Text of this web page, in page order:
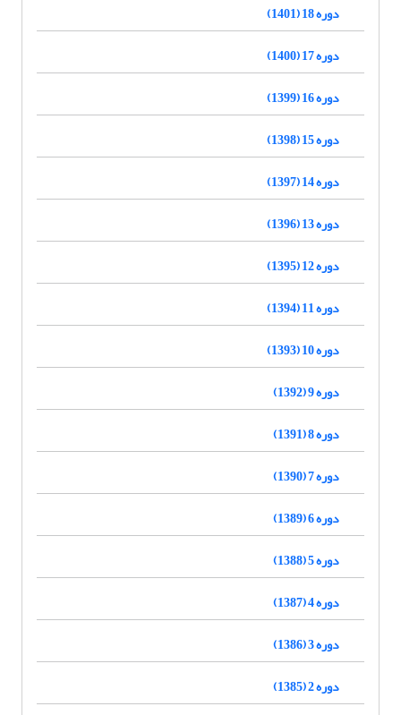
دوره 18 (1401)
دوره 17 (1400)
دوره 16 (1399)
دوره 15 (1398)
دوره 14 (1397)
دوره 13 (1396)
دوره 12 (1395)
دوره 11 (1394)
دوره 10 (1393)
دوره 9 (1392)
دوره 8 (1391)
دوره 7 (1390)
دوره 6 (1389)
دوره 5 (1388)
دوره 4 (1387)
دوره 3 (1386)
دوره 2 (1385)